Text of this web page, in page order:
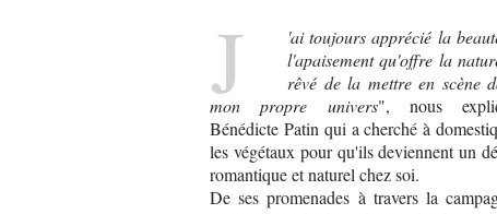
J
'ai toujours apprécié la
l'apaisement qu'offre la
rêvé de la mettre en scène
mon propre univers", nous
Bénédicte Patin qui a cherché à
les végétaux pour qu'ils deviennent un
romantique et naturel chez soi.
De ses promenades à travers la